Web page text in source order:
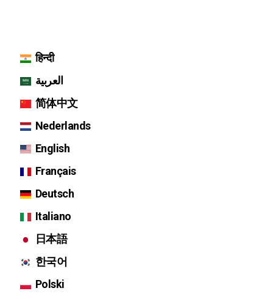
हिन्दी
العربية
简体中文
Nederlands
English
Français
Deutsch
Italiano
日本語
한국어
Polski